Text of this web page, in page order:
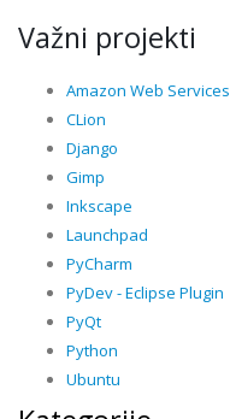
Važni projekti
Amazon Web Services
CLion
Django
Gimp
Inkscape
Launchpad
PyCharm
PyDev - Eclipse Plugin
PyQt
Python
Ubuntu